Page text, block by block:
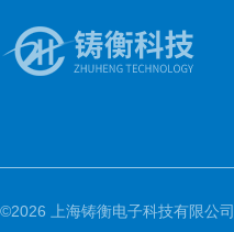
©2026 上海铸衡电子科技有限公